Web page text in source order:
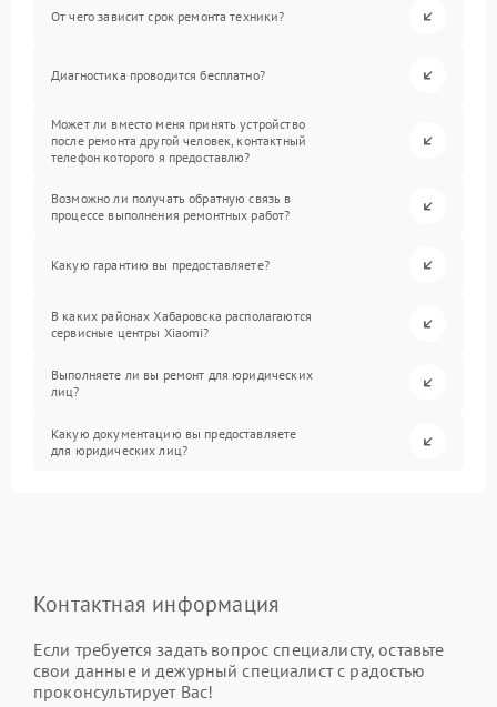
От чего зависит срок ремонта техники?
Диагностика проводится бесплатно?
Может ли вместо меня принять устройство
после ремонта другой человек, контактный
телефон которого я предоставлю?
Возможно ли получать обратную связь в
процессе выполнения ремонтных работ?
Какую гарантию вы предоставляете?
В каких районах Хабаровска располагаются
сервисные центры Xiaomi?
Выполняете ли вы ремонт для юридических
лиц?
Какую документацию вы предоставляете
для юридических лиц?
Контактная информация
Если требуется задать вопрос специалисту, оставьте
свои данные и дежурный специалист с радостью
проконсультирует Вас!